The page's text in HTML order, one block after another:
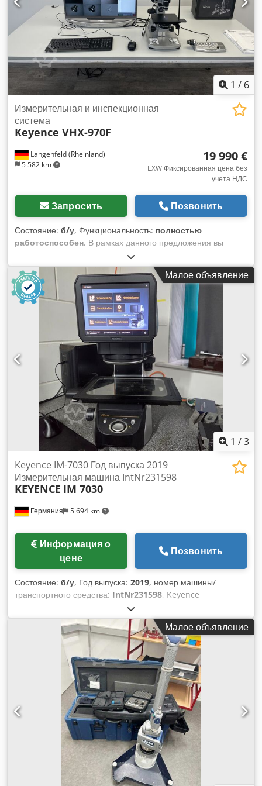
1 / 6
Langenfeld (Rheinland)
5 582 km
Измерительная и инспекционная
система
Keyence VHX-970F
19 990 €
EXW Фиксированная цена без
учета НДС
Запросить Позвонить
Состояние: б/у, Функциональность: полностью
работоспособен, В рамках данного предложения вы
приобретаете подержанный цифровой микроскоп «Keyence
VHX-970F» Предмет продажи: 1 шт. Keyence VHX-970F с Мы
без проблем настроим оборудование в соответствии с
вашими пожеланиями. Обращайтесь к нам! Dwsdpfx
Ajzpvdbon Nea Состояние: Данное предложение касается
подержанного устройства, которое может иметь следы
эксплуатации (небольшие царапины или пожелтение).
Работоспособность устройства проверена Упаковка и
доставка: Вы можете осмотреть устройство в часы работы
нашего офиса. Для этого, пожалуйста, договоритесь о
встрече! Возможна морская упаковка и доставка по всему
миру по запросу! Перед отправкой или самовывозом для
вас будет записано видео с проверкой работоспособности.
Для получения более подробной информации вы, конечно
же, можете связаться с нами лично.
Малое объявление
1 /3
Германия 5 694 km
Keyence IM-7030 Год выпуска 2019
Измерительная машина IntNr231598
KEYENCE IM 7030
цене
Позвонить
Состояние: б/у, Год выпуска: 2019, номер машины/
транспортного средства: IntNr231598, Keyence
International NV/SA – KEYENCE IM-7030 Год выпуска: 2019
KEYENCE IM-7030 — это высокоточный цифровой
измерительный проектор с автоматической обработкой
изображений и встроенным оптическим датчиком. Система
специально разработана для быстрой и бесконтактной
измерительной проверки деталей на производстве, а также
при контроле качества. Благодаря полностью
автоматизированному процессу измерения одним
нажатием кнопки, установка особенно эффективна для
серийных проверок и повторяющихся измерительных
задач. Оборудование сочетает простоту эксплуатации с
высокой точностью измерений и обеспечивает
оперативный контроль контуров, диаметров, расстояний,
углов и геометрических параметров самых различных
заготовок. Благодаря широкоугольному и высокоточному
Малое объявление